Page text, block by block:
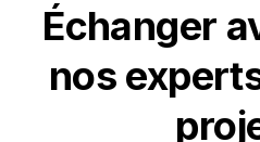
Échanger
nos